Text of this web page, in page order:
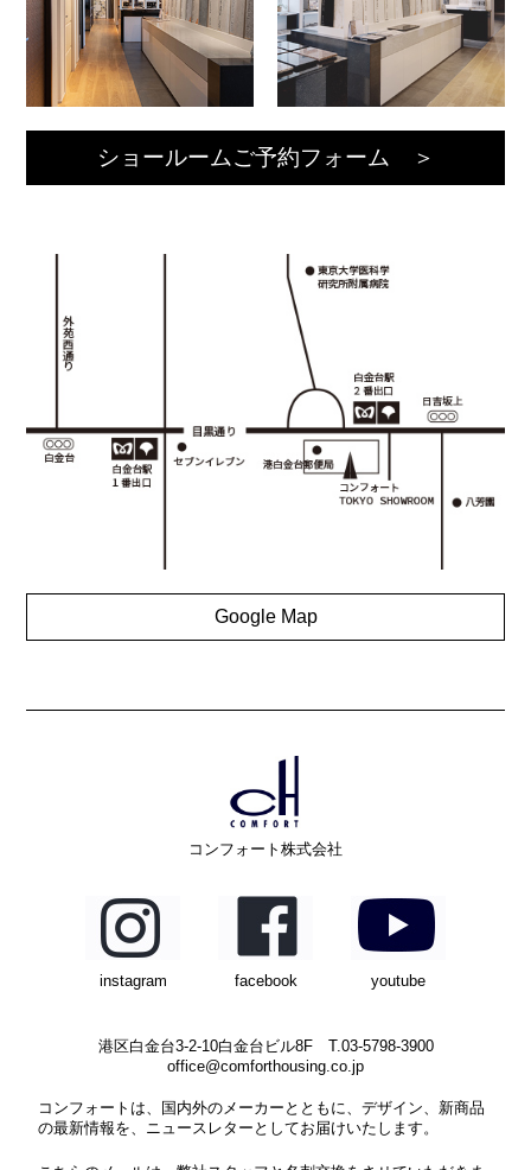
ショールームご予約フォーム ＞
Google Map
コンフォート株式会社
instagram facebook youtube
港区白金台3-2-10白金台ビル8F T.03-5798-3900
office@comforthousing.co.jp
コンフォートは、国内外のメーカーとともに、デザイン、新商品
の最新情報を、ニュースレターとしてお届けいたします。